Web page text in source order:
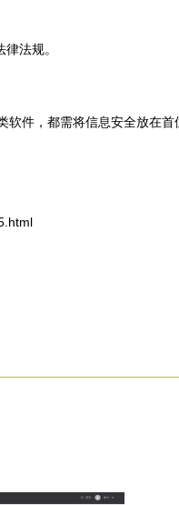
法规。
件，都需将信息安全放在